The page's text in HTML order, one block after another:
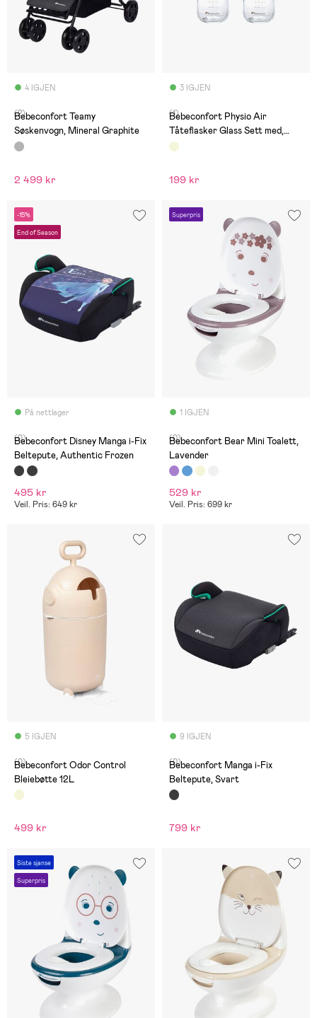
4 IGJEN
(2)
Bebeconfort Teamy
Søskenvogn, Mineral Graphite
2 499 kr
3 IGJEN
(1)
Bebeconfort Physio Air
Tåteflasker Glass Sett med,
Sand
199 kr
-15%
End of Season
På nettlager
(0)
Bebeconfort Disney Manga i-Fix
Beltepute, Authentic Frozen
495 kr
Veil. Pris: 649 kr
Superpris
1 IGJEN
(0)
Bebeconfort Bear Mini Toalett,
Lavender
529 kr
Veil. Pris: 699 kr
5 IGJEN
(0)
Bebeconfort Odor Control
Bleiebøtte 12L
499 kr
9 IGJEN
(0)
Bebeconfort Manga i-Fix
Beltepute, Svart
799 kr
Siste sjanse
Superpris